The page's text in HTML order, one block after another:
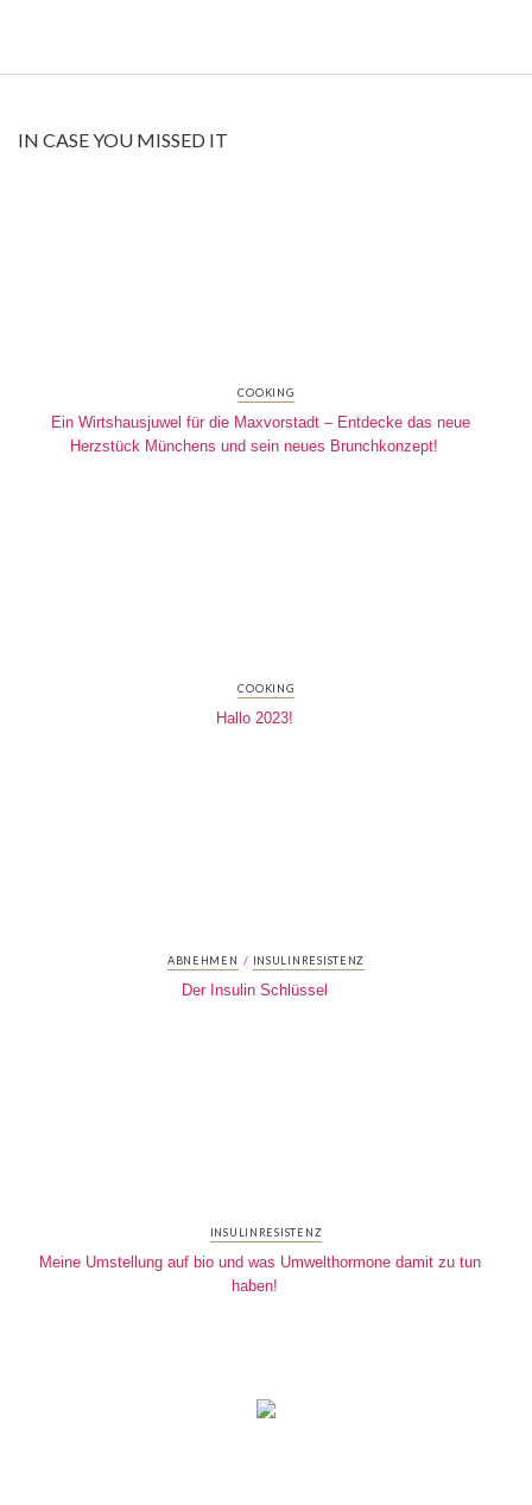
IN CASE YOU MISSED IT
COOKING
Ein Wirtshausjuwel für die Maxvorstadt – Entdecke das neue
Herzstück Münchens und sein neues Brunchkonzept!
COOKING
Hallo 2023!
ABNEHMEN / INSULINRESISTENZ
Der Insulin Schlüssel
INSULINRESISTENZ
Meine Umstellung auf bio und was Umwelthormone damit zu tun
haben!